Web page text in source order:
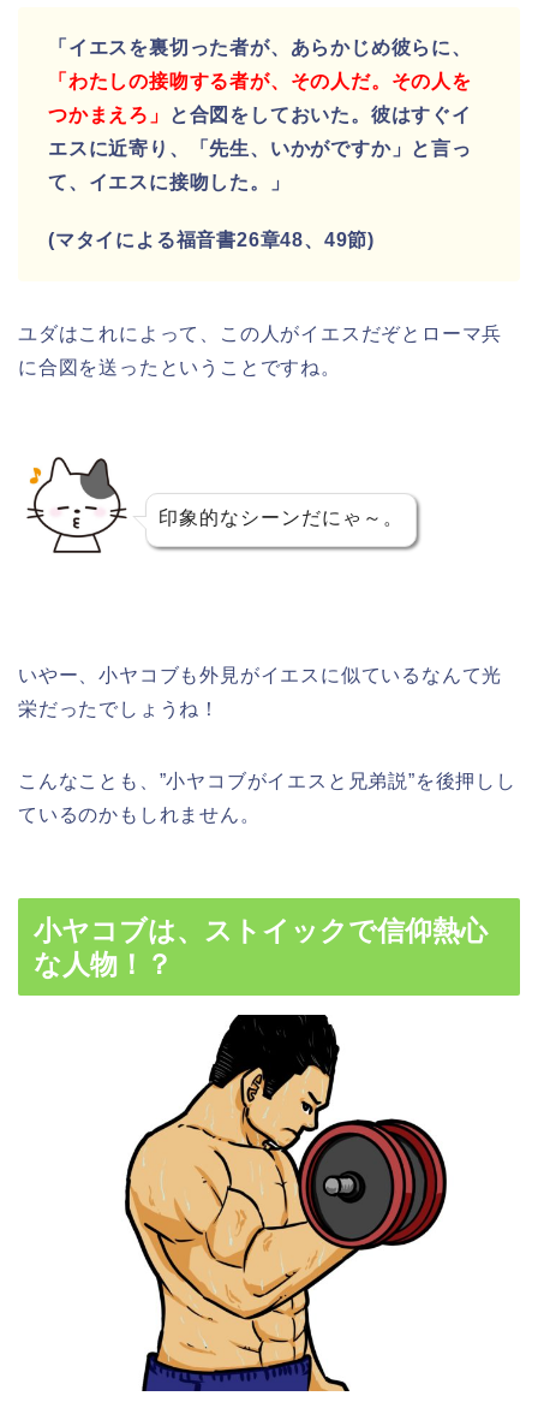
「イエスを裏切った者が、あらかじめ彼らに、
「わたしの接吻する者が、その人だ。その人を
つかまえろ」
と合図をしておいた。 彼はすぐイ
エスに近寄り、「先生、いかがですか」と言っ
て、イエスに接吻した。」
(マタイによる福音書26章48、49節)
ユダはこれによって、この人がイエスだぞとローマ兵
に合図を送ったということですね。
印象的なシーンだにゃ～。
いやー、小ヤコブも外見がイエスに似ているなんて光
栄だったでしょうね！
こんなことも、”小ヤコブがイエスと兄弟説”を後押しし
ているのかもしれません。
小ヤコブは、ストイックで信仰熱心
な人物！？